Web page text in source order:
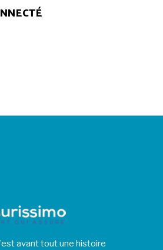
avant tout une histoire